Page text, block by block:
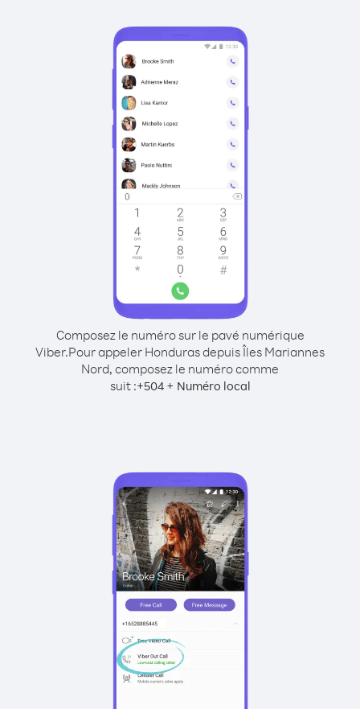
Composez le numéro sur le pavé numérique
Viber.Pour appeler Honduras depuis Îles Mariannes
Nord, composez le numéro comme
suit :+504+ Numéro local